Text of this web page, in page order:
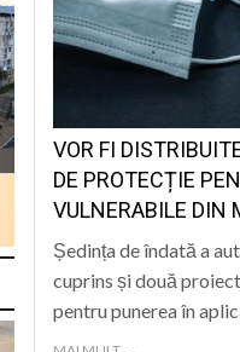
VOR FI
DE PROTECȚIE
VULNERABILE DIN
Ședința de îndată a
cuprins și două
pentru punerea în